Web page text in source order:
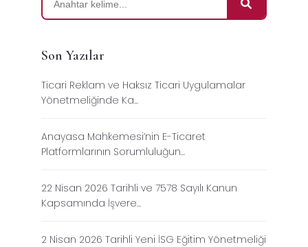
Son Yazılar
Ticari Reklam ve Haksız Ticari Uygulamalar
Yönetmeliğinde Ka...
Anayasa Mahkemesi’nin E-Ticaret
Platformlarının Sorumluluğun...
22 Nisan 2026 Tarihli ve 7578 Sayılı Kanun
Kapsamında İşvere...
2 Nisan 2026 Tarihli Yeni İSG Eğitim Yönetmeliği